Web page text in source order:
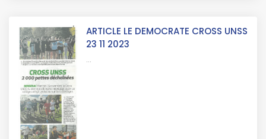
ARTICLE LE DEMOCRATE CROSS UNSS
23 11 2023
...